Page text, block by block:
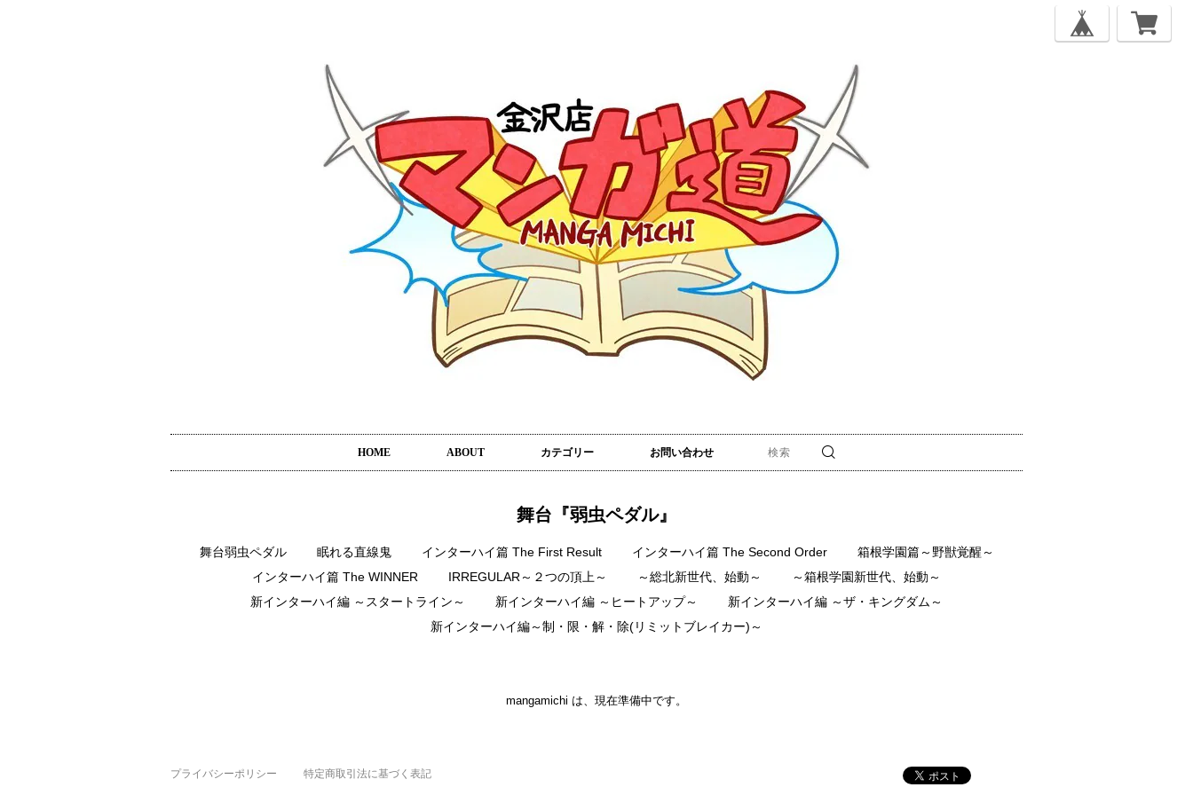
HOME ABOUT カテゴリー お問い合わせ
舞台『弱虫ペダル』
舞台弱虫ペダル 眠れる直線鬼 インターハイ篇 The First Result インターハイ篇 The Second Order
箱根学園篇～野獣覚醒～
インターハイ篇 The WINNER
IRREGULAR～２つの頂上～ ～総北新世代、始動～
～箱根学園新世代、始動～
新インターハイ編 ～スタートライン～
新インターハイ編 ～ヒートアップ～
新インターハイ編 ～ザ・キングダム～
新インターハイ編～制・限・解・除(リミットブレイカー)～
mangamichi は、現在準備中です。
プライバシーポリシー 特定商取引法に基づく表記